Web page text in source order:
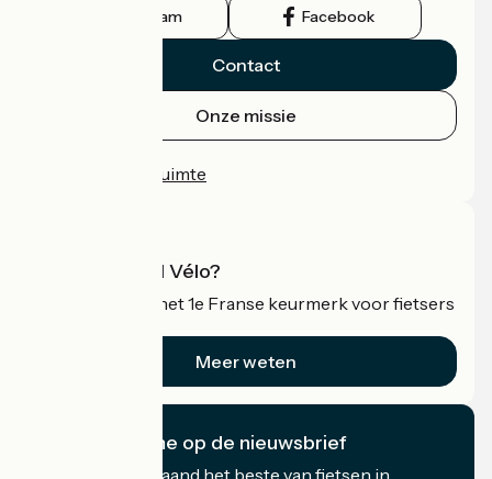
Instagram Facebook
Contact
Onze missie
Professionele ruimte
Wat is Accueil Vélo?
Accueil Vélo is het 1e Franse keurmerk voor fietsers
Meer weten
Ik abonneer me op de nieuwsbrief